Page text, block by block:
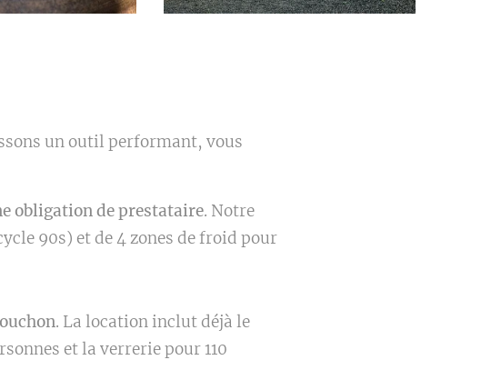
un outil performant, vous
obligation de prestataire. Notre
90s) et de 4 zones de froid pour
. La location inclut déjà le
et la verrerie pour 110